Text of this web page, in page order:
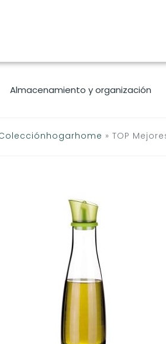
Almacenamiento y organización
» TOP